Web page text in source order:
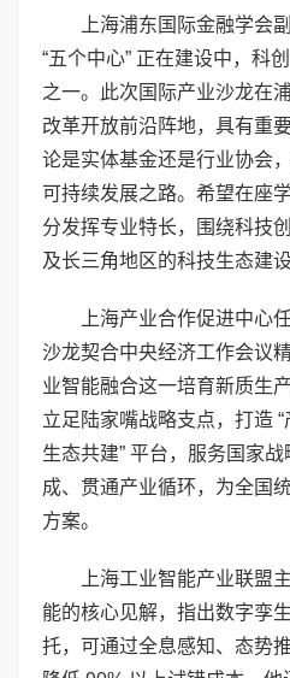
上海浦东国际金融学会
“五个中心” 正在建设中，科
之一。此次国际产业沙龙在
改革开放前沿阵地，具有重
论是实体基金还是行业协会
可持续发展之路。希望在座
分发挥专业特长，围绕科技
及长三角地区的科技生态建
上海产业合作促进中心
沙龙契合中央经济工作会议
业智能融合这一培育新质生
立足陆家嘴战略支点，打造
生态共建” 平台，服务国家
成、贯通产业循环，为全国
方案。
上海工业智能产业联盟
能的核心见解，指出数字孪
托，可通过全息感知、态势